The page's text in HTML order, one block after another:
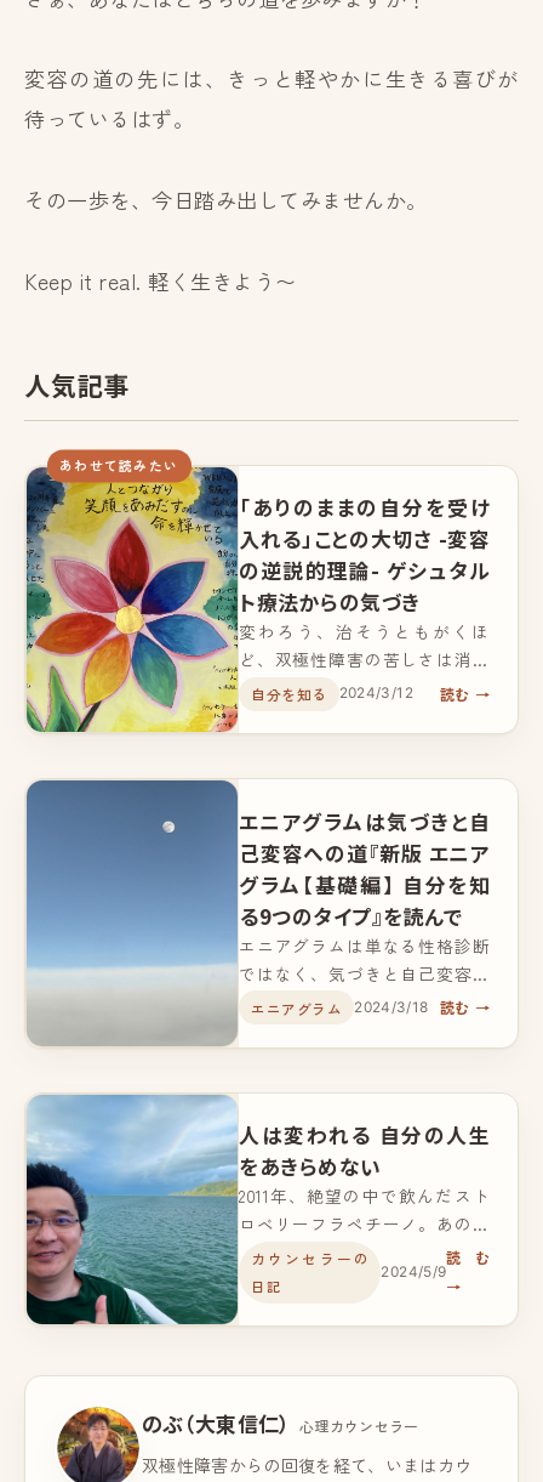
変容の道の先には、きっと軽やかに生きる喜びが
待っているはず。
その一歩を、今日踏み出してみませんか。
Keep it real. 軽く生きよう〜
人気記事
あわせて読みたい
「ありのままの自分を受け
入れる」ことの大切さ -変容
の逆説的理論- ゲシュタル
ト療法からの気づき
変わろう、治そうともがくほ
ど、双極性障害の苦しさは消え
なかった。「この病気も自分の
した話です。
自分を知る 2024/3/12 読む →
エニアグラムは気づきと自
己変容への道『新版 エニア
グラム【基礎編】 自分を知
る9つのタイプ』を読んで
エニアグラムは単なる性格診断
ではなく、気づきと自己変容へ
とつながる探求の道だと気づか
残った一節について綴りまし
エニアグラム 2024/3/18 読む →
人は変われる 自分の人生
をあきらめない
2011年、絶望の中で飲んだスト
ロベリーフラペチーノ。あの日
から人生をあきらめずに歩んで
きた今、同じ飲み物を口にして
カウンセラーの
日記
2024/5/9
読む
→
のぶ（大東信仁） 心理カウンセラー
双極性障害からの回復を経て、いまはカウ